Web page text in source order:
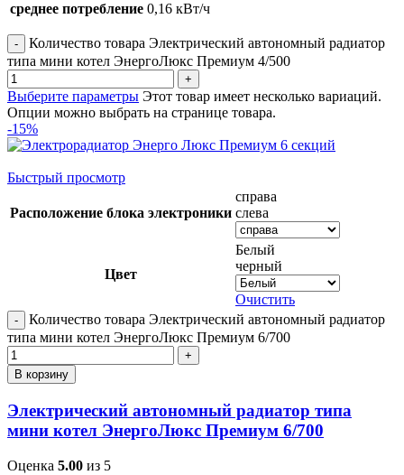
среднее потребление 0,16 кВт/ч
Количество товара Электрический автономный радиатор
типа мини котел ЭнергоЛюкс Премиум 4/500
Выберите параметры Этот товар имеет несколько вариаций.
Опции можно выбрать на странице товара.
-15%
Быстрый просмотр
Расположение блока электроники
справа
слева
Цвет
Белый
черный
Очистить
Количество товара Электрический автономный радиатор
типа мини котел ЭнергоЛюкс Премиум 6/700
В корзину
Электрический автономный радиатор типа
мини котел ЭнергоЛюкс Премиум 6/700
Оценка 5.00 из 5